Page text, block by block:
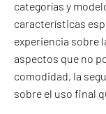
categorías y
características
experiencia sobre
aspectos que no
comodidad, la
sobre el uso final